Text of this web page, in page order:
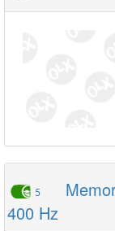
5
400 Hz